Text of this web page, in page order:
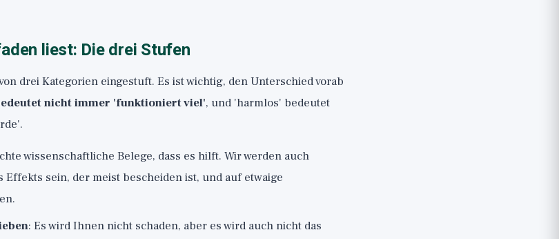
liest: Die drei Stufen
drei Kategorien eingestuft. Es ist wichtig, den Unterschied vorab
nicht immer 'funktioniert viel', und 'harmlos' bedeutet
wissenschaftliche Belege, dass es hilft. Wir werden auch
Effekts sein, der meist bescheiden ist, und auf etwaige
: Es wird Ihnen nicht schaden, aber es wird auch nicht das